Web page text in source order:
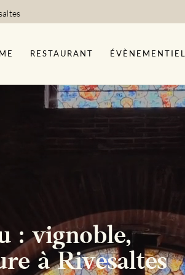
RESTAURANT ÉVÈNEMENTIEL
: vignoble,
à Rivesaltes